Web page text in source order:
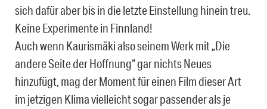
sich dafür aber bis in die letzte Einstellung hinein treu.
Keine Experimente in Finnland!
Auch wenn Kaurismäki also seinem Werk mit „Die
andere Seite der Hoffnung“ gar nichts Neues
hinzufügt, mag der Moment für einen Film dieser Art
im jetzigen Klima vielleicht sogar passender als je